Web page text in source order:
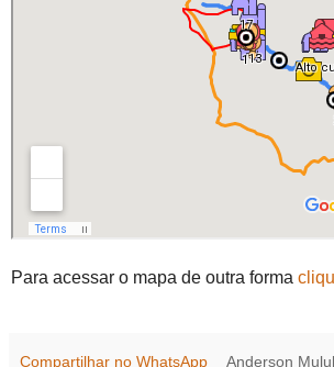
Para acessar o mapa de outra forma
Compartilhar no WhatsApp Anderson